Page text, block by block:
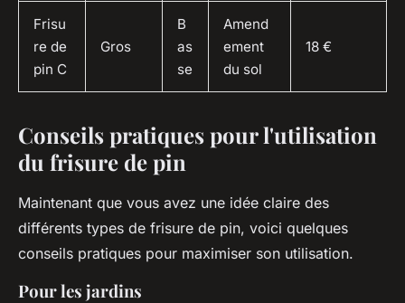
Frisu
re de
pin C
Gros
B
as
se
Amend
ement
du sol
18 €
Conseils pratiques pour l'utilisation
du frisure de pin
Maintenant que vous avez une idée claire des
différents types de frisure de pin, voici quelques
conseils pratiques pour maximiser son utilisation.
Pour les jardins